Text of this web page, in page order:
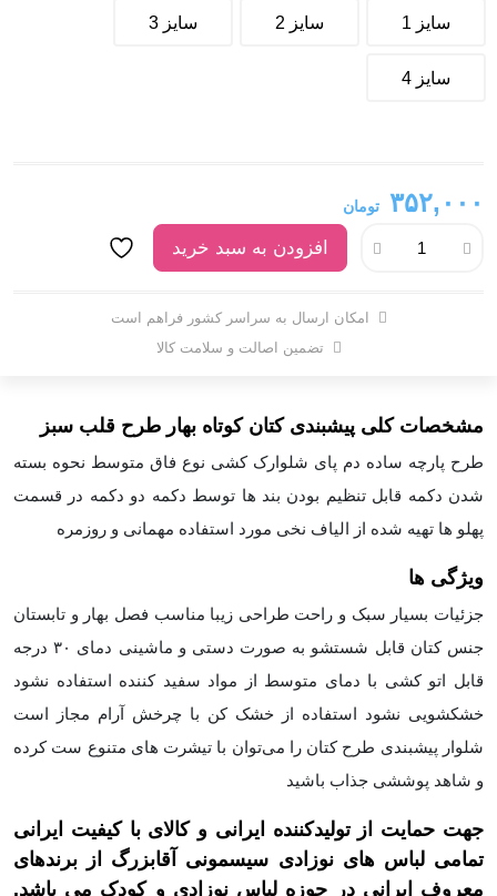
سایز 1 سایز 2 سایز 3
سایز 4
۳۵۲,۰۰۰ تومان
افزودن به سبد خرید
امکان ارسال به سراسر کشور فراهم است
تضمین اصالت و سلامت کالا
مشخصات کلی پیشبندی کتان کوتاه بهار طرح قلب سبز
طرح پارچه ساده دم پای شلوارک کشی نوع فاق متوسط نحوه بسته
شدن دکمه قابل تنظیم بودن بند ها توسط دکمه دو دکمه در قسمت
پهلو ها تهیه شده از الیاف نخی مورد استفاده مهمانی و روزمره
ویژگی ها
جزئیات بسیار سبک و راحت طراحی زیبا مناسب فصل بهار و تابستان
جنس کتان قابل شستشو به صورت دستی و ماشینی دمای ۳۰ درجه
قابل اتو کشی با دمای متوسط از مواد سفید کننده استفاده نشود
خشکشویی نشود استفاده از خشک کن با چرخش آرام مجاز است
شلوار پیشبندی طرح کتان را می‌توان با تیشرت های متنوع ست کرده
و شاهد پوششی جذاب باشید
جهت حمایت از تولیدکننده ایرانی و کالای با کیفیت ایرانی
تمامی لباس های نوزادی سیسمونی آقابزرگ از برندهای
معروف ایرانی در حوزه لباس نوزادی و کودک می باشد.